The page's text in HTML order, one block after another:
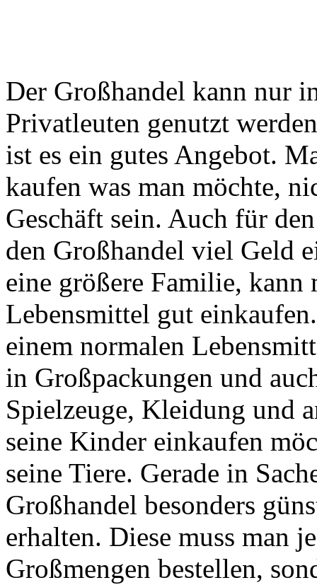
Der Großhandel kann nur
Privatleuten genutzt
ist es ein gutes Angebot.
kaufen was man möchte,
Geschäft sein. Auch für
den Großhandel viel Geld
eine größere Familie,
Lebensmittel gut
einem normalen
in Großpackungen und
Spielzeuge, Kleidung und
seine Kinder einkaufen
seine Tiere. Gerade in
Großhandel besonders
erhalten. Diese muss man
Großmengen bestellen,